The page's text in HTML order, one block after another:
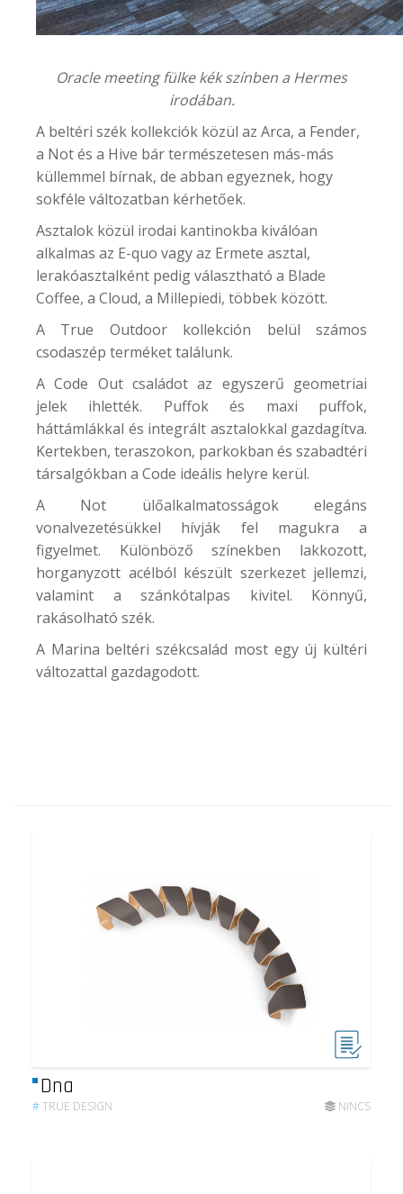
Oracle meeting fülke kék színben a Hermes
irodában.
A beltéri szék kollekciók közül az Arca, a Fender,
a Not és a Hive bár természetesen más-más
küllemmel bírnak, de abban egyeznek, hogy
sokféle változatban kérhetőek.
Asztalok közül irodai kantinokba kiválóan
alkalmas az E-quo vagy az Ermete asztal,
lerakóasztalként pedig választható a Blade
Coffee, a Cloud, a Millepiedi, többek között.
A True Outdoor kollekción belül számos
csodaszép terméket találunk.
A Code Out családot az egyszerű geometriai
jelek ihlették. Puffok és maxi puffok,
háttámlákkal és integrált asztalokkal gazdagítva.
Kertekben, teraszokon, parkokban és szabadtéri
társalgókban a Code ideális helyre kerül.
A Not ülőalkalmatosságok elegáns
vonalvezetésükkel hívják fel magukra a
figyelmet. Különböző színekben lakkozott,
horganyzott acélból készült szerkezet jellemzi,
valamint a szánkótalpas kivitel. Könnyű,
rakásolható szék.
A Marina beltéri székcsalád most egy új kültéri
változattal gazdagodott.
Dna
#TRUE DESIGN NINCS